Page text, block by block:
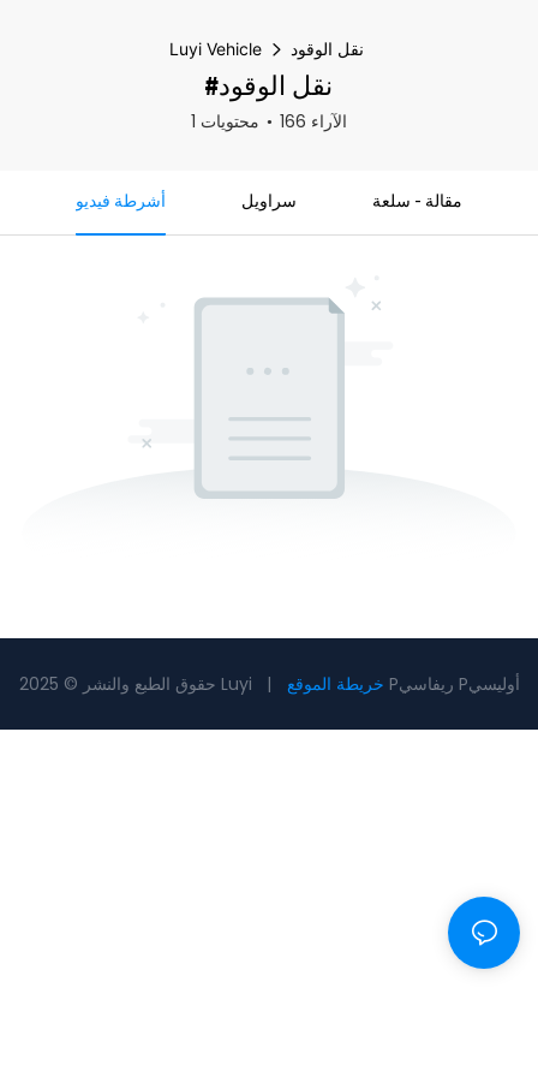
Luyi Vehicle نقل الوقود
#نقل الوقود
1 محتويات 166 الآراء
أشرطة فيديو سراويل مقالة - سلعة
حقوق الطبع والنشر © 2025 Luyi | Pريفاسي Pأوليسي